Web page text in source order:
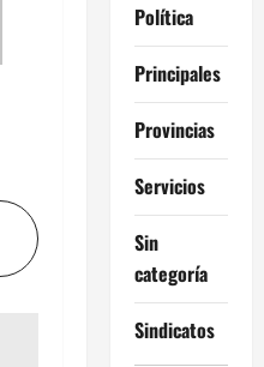
Política
Principales
Provincias
Servicios
Sin
categoría
Sindicatos